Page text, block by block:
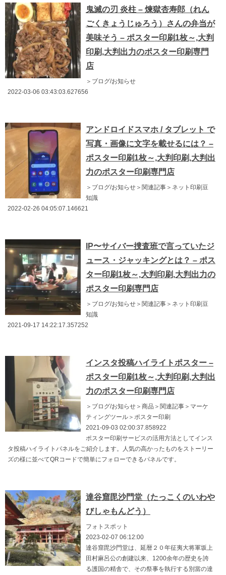
鬼滅の刃 炎柱 – 煉獄杏寿郎（れん
ごくきょうじゅろう）さんの弁当が
美味そう – ポスター印刷1枚～,大判
印刷,大判出力のポスター印刷専門
店
＞ブログ/お知らせ
2022-03-06 03:43:03.627656
アンドロイドスマホ / タブレット で
写真・画像に文字を載せるには？ –
ポスター印刷1枚～,大判印刷,大判出
力のポスター印刷専門店
＞ブログ/お知らせ＞関連記事＞ネット印刷豆
知識
2022-02-26 04:05:07.146621
IP〜サイバー捜査班で言っていたジ
ュース・ジャッキングとは？ – ポス
ター印刷1枚～,大判印刷,大判出力の
ポスター印刷専門店
＞ブログ/お知らせ＞関連記事＞ネット印刷豆
知識
2021-09-17 14:22:17.357252
インスタ投稿ハイライトポスター –
ポスター印刷1枚～,大判印刷,大判出
力のポスター印刷専門店
＞ブログ/お知らせ＞商品＞関連記事＞マーケ
ティングツール＞ポスター印刷
2021-09-03 02:00:37.858922
ポスター印刷サービスの活用方法としてインス
タ投稿ハイライトパネルをご紹介します。人気の高かったものをストーリー
ズの様に並べてQRコードで簡単にフォローできるパネルです。
達谷窟毘沙門堂（たっこくのいわや
びしゃもんどう）
フォトスポット
2023-02-07 06:12:00
達谷窟毘沙門堂は、延暦２０年征夷大将軍坂上
田村麻呂公の創建以来、1200余年の歴史を誇
る護国の精舎で、その祭事を執行する別當の達